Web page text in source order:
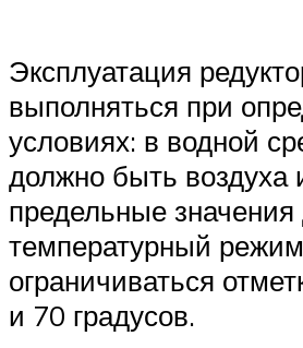
Эксплуатация
выполняться при
условиях: в водной
должно быть воздуха
предельные
температурный режим
ограничиваться
и 70 градусов.